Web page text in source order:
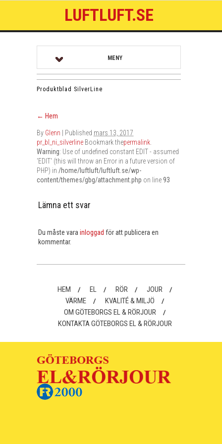
LUFTLUFT.SE
MENY
Produktblad SilverLine
← Hem
By Glenn Published mars 13, 2017
pr_bl_ni_silverline Bookmark thepermalink
Warning: Use of undefined constant EDIT - assumed
'EDIT' (this will throw an Error in a future version of
PHP) in /home/luftluft/luftluft.se/wp-
content/themes/gbg/attachment.php on line93
Lämna ett svar
Du måste vara inloggad för att publicera en
kommentar.
HEM EL RÖR
JOUR
VÄRME
KVALITÉ & MILJÖ
OM GÖTEBORGS EL & RÖRJOUR
KONTAKTA GÖTEBORGS EL & RÖRJOUR